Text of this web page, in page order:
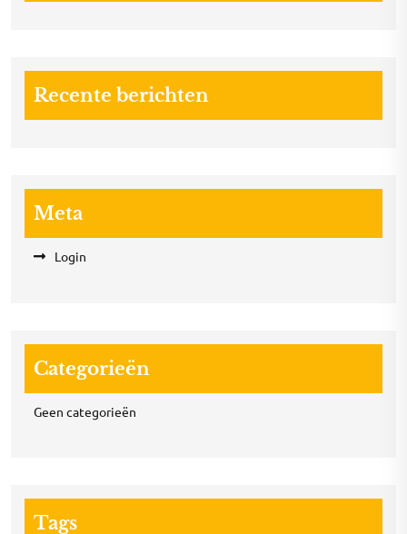
Recente berichten
Meta
Login
Categorieën
Geen categorieën
Tags